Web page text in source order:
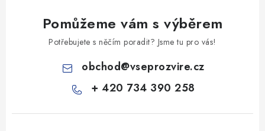
Pomůžeme vám s výběrem
Potřebujete s něčím poradit? Jsme tu pro vás!
obchod@vseprozvire.cz
+ 420 734 390 258